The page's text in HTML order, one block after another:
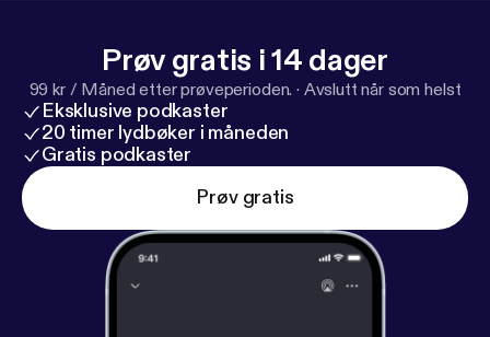
Prøv gratis i 14 dager
99 kr / Måned etter prøveperioden. · Avslutt når som helst
Eksklusive podkaster
20 timer lydbøker i måneden
Gratis podkaster
Prøv gratis